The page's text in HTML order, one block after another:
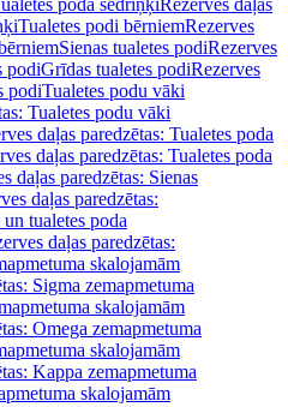
poda sēdriņķiRezerves daļas
Tualetes podi bērniemRezerves
Sienas tualetes podiRezerves
podiGrīdas tualetes podiRezerves
podiTualetes podu vāki
Tualetes podu vāki
daļas paredzētas: Tualetes poda
daļas paredzētas: Tualetes poda
daļas paredzētas: Sienas
daļas paredzētas:
tualetes poda
daļas paredzētas:
skalojamām
Sigma zemapmetuma
skalojamām
Omega zemapmetuma
skalojamām
Kappa zemapmetuma
skalojamām